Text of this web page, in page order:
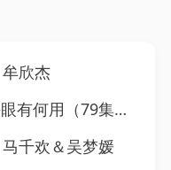
欣杰
79集）杜江山＆华雯
千欢＆吴梦媛